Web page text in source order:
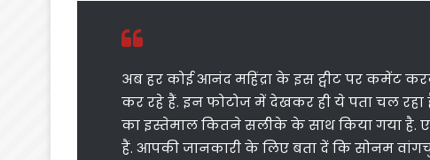
अब हर कोई आनंद महिंद्रा के इस ट्वीट पर कमेंट
कर रहे हैं. इन फोटोज में देखकर ही ये पता चल रहा
का इस्तेमाल कितने सलीके के साथ किया गया है.
हैं. आपकी जानकारी के लिए बता दें कि सोनम